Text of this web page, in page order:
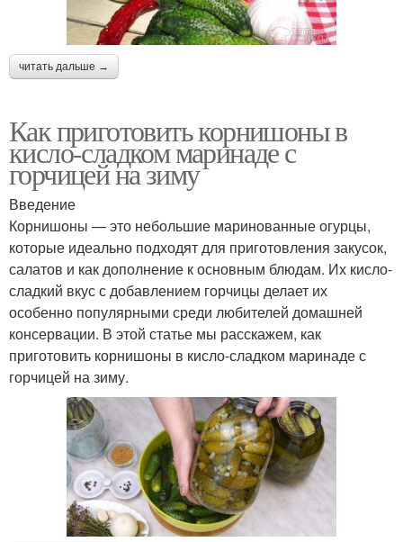
читать дальше →
Как приготовить корнишоны в
кисло-сладком маринаде с
горчицей на зиму
Введение
Корнишоны — это небольшие маринованные огурцы,
которые идеально подходят для приготовления закусок,
салатов и как дополнение к основным блюдам. Их кисло-
сладкий вкус с добавлением горчицы делает их
особенно популярными среди любителей домашней
консервации. В этой статье мы расскажем, как
приготовить корнишоны в кисло-сладком маринаде с
горчицей на зиму.